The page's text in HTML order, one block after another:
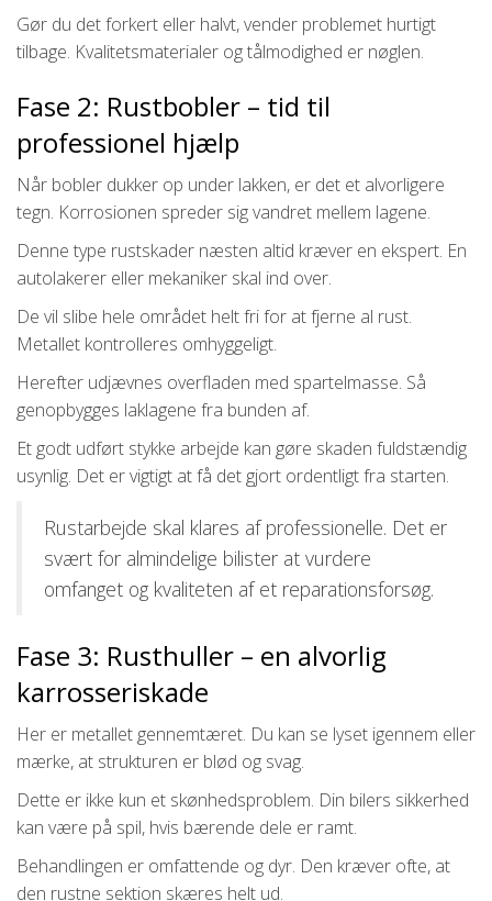
Gør du det forkert eller halvt, vender problemet hurtigt
tilbage. Kvalitetsmaterialer og tålmodighed er nøglen.
Fase 2: Rustbobler – tid til
professionel hjælp
Når bobler dukker op under lakken, er det et alvorligere
tegn. Korrosionen spreder sig vandret mellem lagene.
Denne type rustskader næsten altid kræver en ekspert. En
autolakerer eller mekaniker skal ind over.
De vil slibe hele området helt fri for at fjerne al rust.
Metallet kontrolleres omhyggeligt.
Herefter udjævnes overfladen med spartelmasse. Så
genopbygges laklagene fra bunden af.
Et godt udført stykke arbejde kan gøre skaden fuldstændig
usynlig. Det er vigtigt at få det gjort ordentligt fra starten.
Rustarbejde skal klares af professionelle. Det er
svært for almindelige bilister at vurdere
omfanget og kvaliteten af et reparationsforsøg.
Fase 3: Rusthuller – en alvorlig
karrosseriskade
Her er metallet gennemtæret. Du kan se lyset igennem eller
mærke, at strukturen er blød og svag.
Dette er ikke kun et skønhedsproblem. Din bilers sikkerhed
kan være på spil, hvis bærende dele er ramt.
Behandlingen er omfattende og dyr. Den kræver ofte, at
den rustne sektion skæres helt ud.